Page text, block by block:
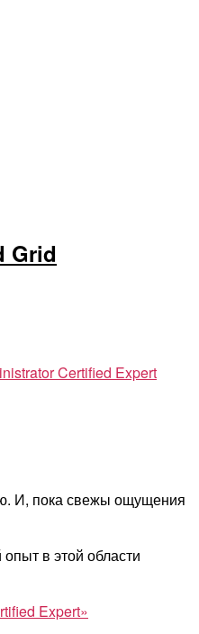
Grid
Certified Expert
И, пока свежы ощущения
в этой области
Expert»